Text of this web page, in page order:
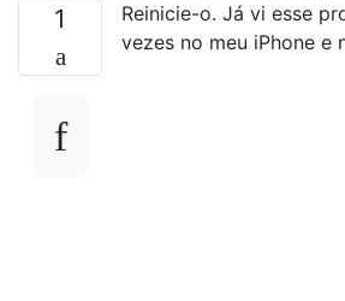
1
Reinicie-o. Já vi esse
vezes no meu iPhone e